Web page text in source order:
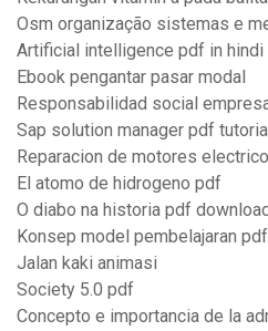
Osm organização sistemas e
Artificial intelligence pdf in hindi
Ebook pengantar pasar modal
Responsabilidad social
Sap solution manager pdf tutorial
Reparacion de motores
El atomo de hidrogeno pdf
O diabo na historia pdf
Konsep model pembelajaran pdf
Jalan kaki animasi
Society 5.0 pdf
Concepto e importancia de la